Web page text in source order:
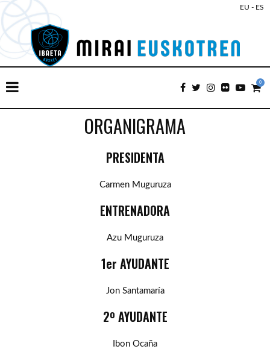
EU - ES
0
ORGANIGRAMA
PRESIDENTA
Carmen Muguruza
ENTRENADORA
Azu Muguruza
1er AYUDANTE
Jon Santamaría
2º AYUDANTE
Ibon Ocaña